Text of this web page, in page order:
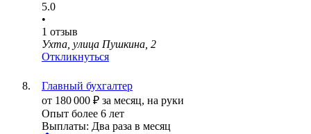
5.0
•
1 отзыв
Ухта, улица Пушкина, 2
Откликнуться
Главный бухгалтер
от 180 000 ₽ за месяц, на руки
Опыт более 6 лет
Выплаты: Два раза в месяц